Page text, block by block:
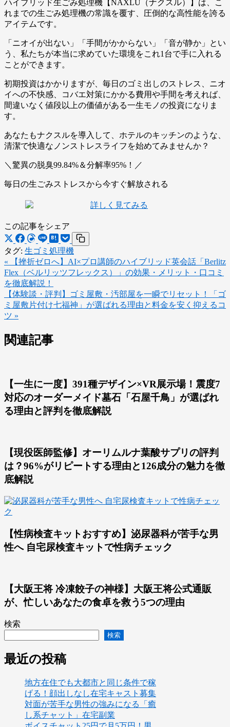
ハイブリッド生ごみ処理機【NAXLU（ナクスル）】は、こ
れまでの生ごみ処理機の常識を覆す、圧倒的な高性能を誇る
アイテムです。
「ニオイが出ない」「手間がかからない」「音が静か」
とい
う、私たちが本当に求めていた環境をこれ1台で手に入れる
ことができます。
初期投資はかかりますが、毎日のゴミ出しのストレス、ニオ
イへの不快感、コバエ対策にかかる費用や手間を考えれば、
間違いなく値段以上の価値がある一生モノの投資になりま
す。
あなたもナクスルを導入して、ホテルのキッチンのような、
清潔で快適なノンストレスライフを始めてみませんか？
＼驚異の脱臭99.84%＆分解率95%！／
毎日の生ごみストレスから今すぐ解放される
この記事をシェア
タグ: 生ゴミ処理機
« 【挫折ゼロへ】AI×プロ講師のハイブリッド英会話「Berlitz
Flex（ベルリッツフレックス）」の効果・メリット・口コミ
を徹底解説！
【体験談・評判】ゴミ屋敷・汚部屋を一瞬でリセット！「ゴ
ミ屋敷片付け七福神」が選ばれる理由と料金を安く抑えるコ
ツ »
関連記事
【一生に一度】391種デザイン×VR展示場！震度7
対応のオーダーメイド墓石「石屋千鳥」が選ばれ
る理由と評判を徹底解説
【現役医師監修】オーリムルナ葉酸サプリの評判
は？96%がリピートする理由と126成分の魅力を徹
底解説
【性病検査キットおすすめ】泌尿器科が苦手な男
性へ 自宅尿検査キットで性病チェック
【大阪王将 冷凍餃子の神様】大阪王将公式通販
が、忙しいあなたの食卓を救う5つの理由
検索
検索
最近の投稿
地方在住でも大都市と同じ条件で稼
げる！顔出しなし在宅キャスト募集
対面が苦手な男性の強みになる「癒
し系チャット」在宅副業